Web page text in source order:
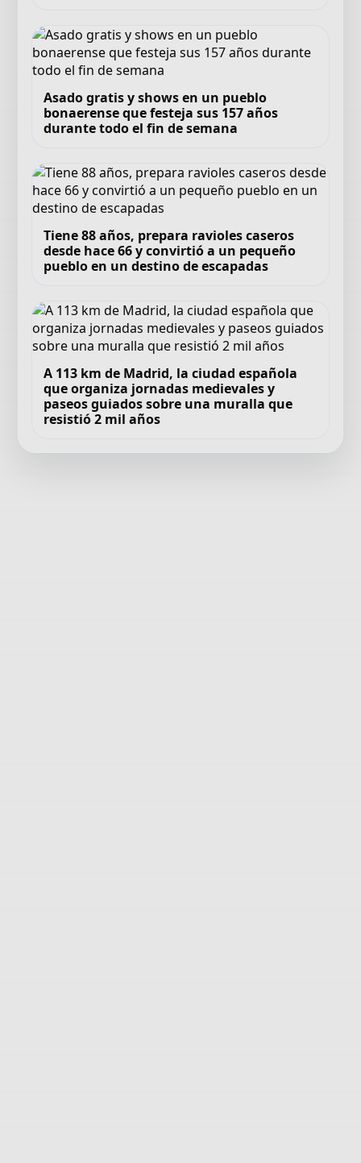
Asado gratis y shows en un pueblo
bonaerense que festeja sus 157 años
durante todo el fin de semana
Tiene 88 años, prepara ravioles caseros
desde hace 66 y convirtió a un pequeño
pueblo en un destino de escapadas
A 113 km de Madrid, la ciudad española
que organiza jornadas medievales y
paseos guiados sobre una muralla que
resistió 2 mil años